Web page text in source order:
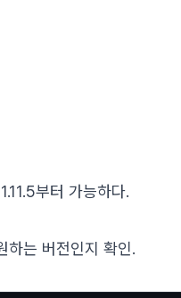
부터 가능하다.
하는 버전인지 확인.